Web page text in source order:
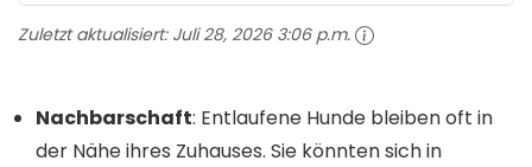
Zuletzt aktualisiert: Juli 28, 2026 3:06 p.m.
Nachbarschaft: Entlaufene Hunde bleiben oft in
der Nähe ihres Zuhauses. Sie könnten sich in